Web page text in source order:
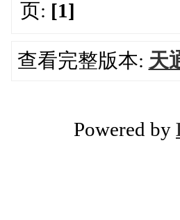
页: [1]
查看完整版本: 天
Powered by